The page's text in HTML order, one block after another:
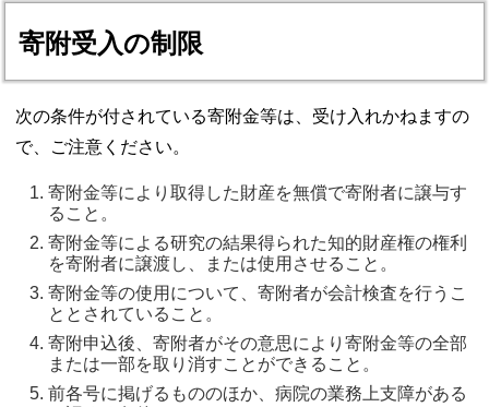
寄附受入の制限
次の条件が付されている寄附金等は、受け入れかねますの
で、ご注意ください。
寄附金等により取得した財産を無償で寄附者に譲与す
ること。
寄附金等による研究の結果得られた知的財産権の権利
を寄附者に譲渡し、または使用させること。
寄附金等の使用について、寄附者が会計検査を行うこ
ととされていること。
寄附申込後、寄附者がその意思により寄附金等の全部
または一部を取り消すことができること。
前各号に掲げるもののほか、病院の業務上支障がある